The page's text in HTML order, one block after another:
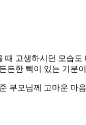
고생하시던 모습
든한 빽이 있는 기분
부모님께 고마운